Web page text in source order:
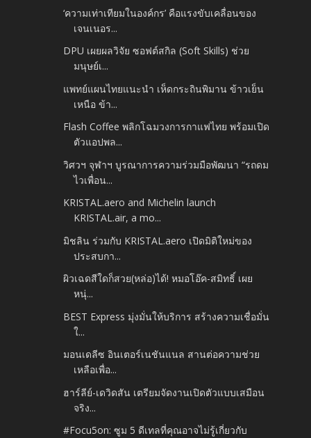
‘ความเท่าเทียมในองค์กร’ คือแรงขับเคลื่อนของ
เจนเนอร...
DPU เผยผลวิจัย ซอฟต์สกิล (Soft Skills) ช่วย
มนุษย์เ...
แพทย์แผนไทยแนะนำ เห็ดกระถินพิมาน ข้าวเย็น
เหนือ ข้า...
Flash Coffee พลิกโฉมวงการกาแฟไทย พร้อมเปิด
ตัวแอปพล...
วิศวฯ จุฬาฯ บูรณาการความร่วมมือพัฒนา “รถดม
ไวเพื่อน...
KRISTAL.aero and Michelin launch
KRISTAL.air, a mo...
มิชลิน ร่วมกับ KRISTAL.aero เปิดมิติใหม่ของ
ประสบกา...
ผิวเฉดสีใดก็สวย(หล่อ)ได้! หมอโอ๊ค-สมิทธิ์ เผย
หนุ่...
BEST Express มุ่งมั่นให้บริการ สร้างความเชื่อมั่น
ใ...
มอนเดลีซ อินเตอร์เนชันแนล สานต่อความช่วย
เหลือเพื่อ...
ฮาร์ลีย์-เดวิดสัน เตรียมจัดงานเปิดตัวแบบเสมือน
จริง...
#Focu5on: ซูม 5 ดีเทลที่คุณอาจไม่รู้เกี่ยวกับ